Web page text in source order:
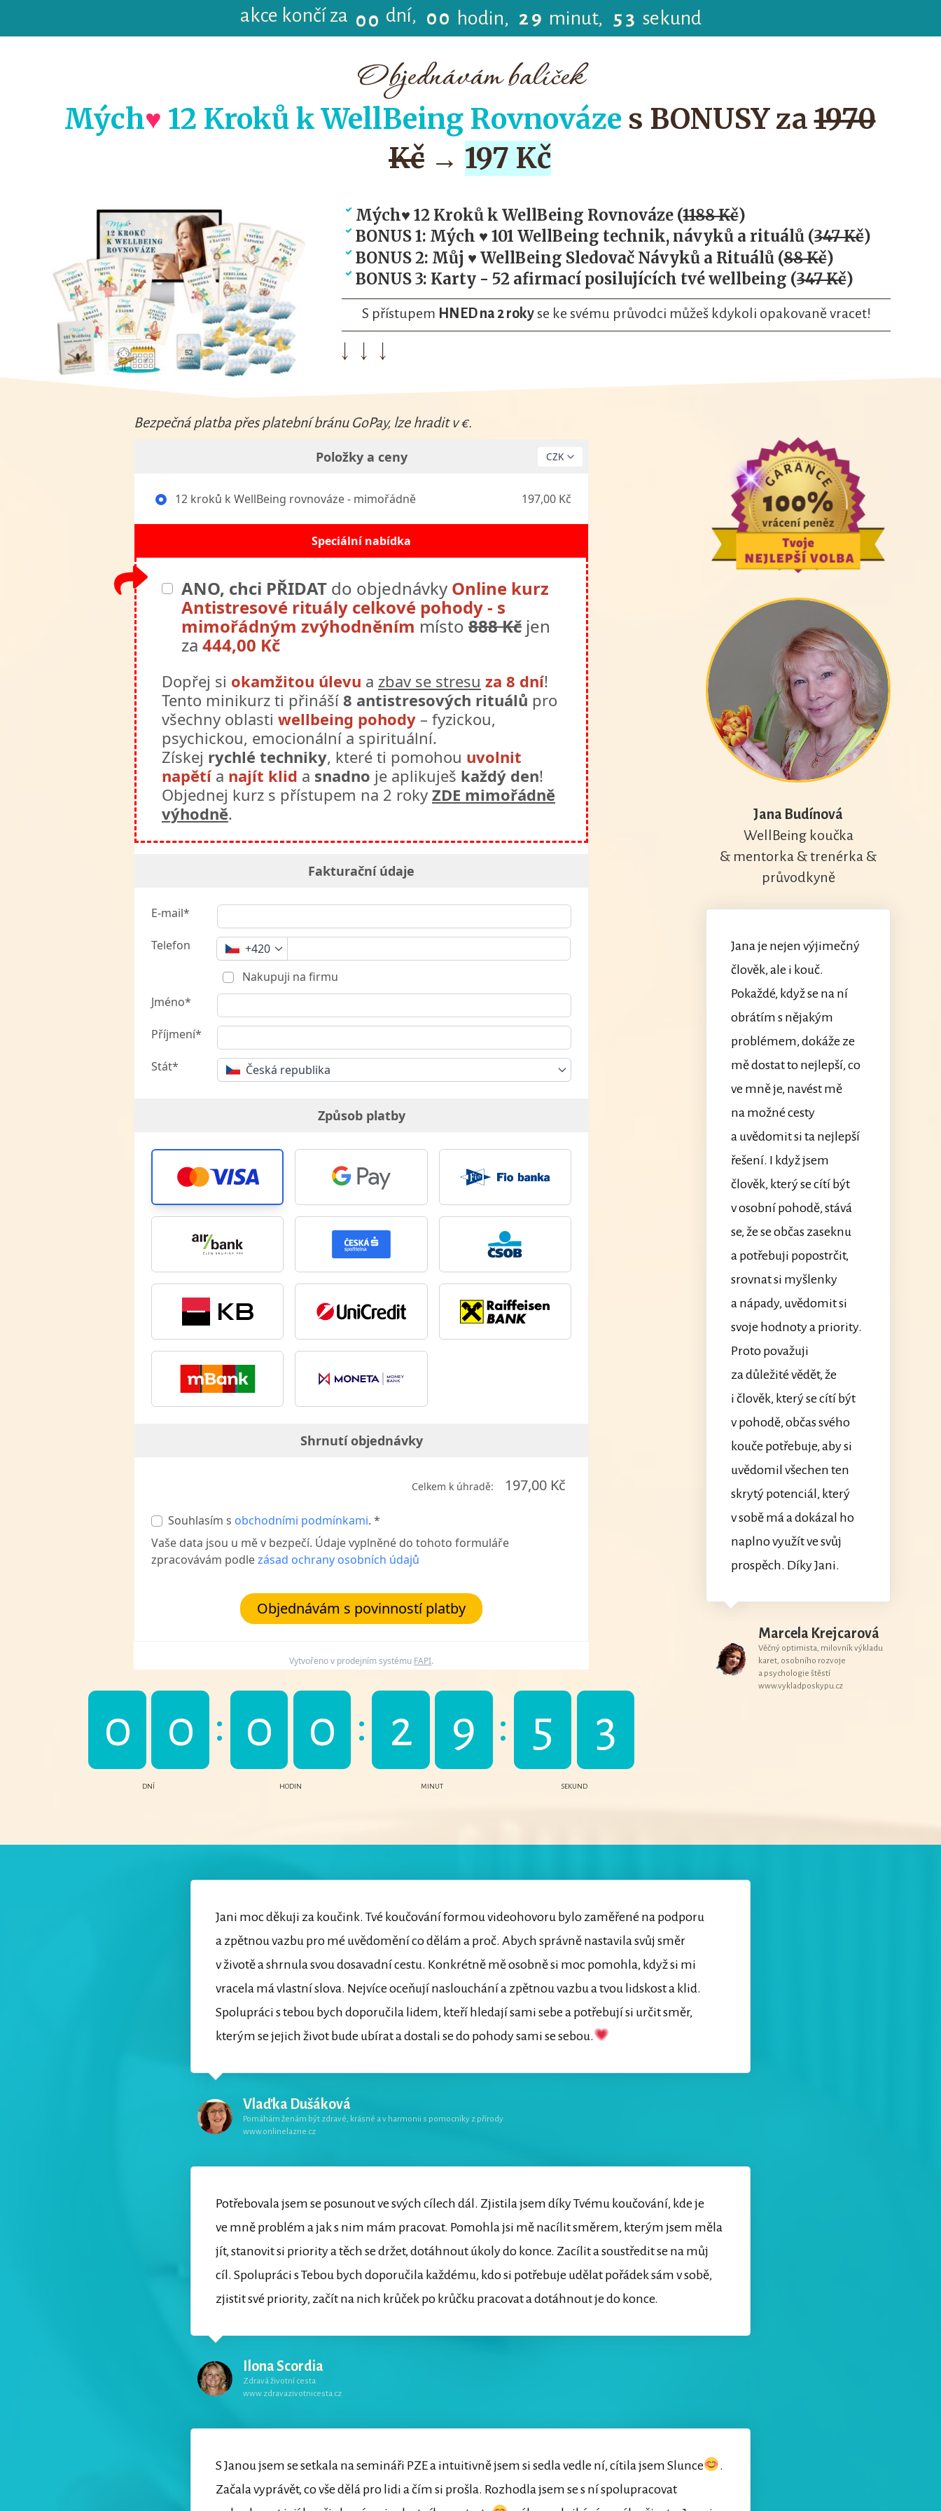
akce končí za 00 dní 00 hodin 2 9 minut 5 2 sekund
Objednávám balíček
Mých♥ 12 Kroků k WellBeing Rovnováze s BONUSY za1970
Kč → 197 Kč
Mých♥ 12 Kroků k WellBeing Rovnováze (1188 Kč)
BONUS 1: Mých ♥ 101 WellBeing technik, návyků a rituálů (347 Kč)
BONUS 2: Můj ♥ WellBeing Sledovač Návyků a Rituálů (88 Kč)
BONUS 3: Karty - 52 afirmací posilujících tvé wellbeing (347 Kč)
S přístupem HNED na 2 rokyse ke svému průvodci můžeš kdykoli opakovaně vracet!
↓ ↓ ↓
Bezpečná platba přes platební bránu GoPay, lze hradit v €.
Položky a ceny
12 kroků k WellBeing rovnováze - mimořádně 197,00 Kč
Speciální nabídka
ANO, chci PŘIDAT do objednávky Online kurz
Antistresové rituály celkové pohody - s
mimořádným zvýhodněním místo 888 Kč jen
za 444,00 Kč
Dopřej si okamžitou úlevu a zbav se stresu za 8 dní!
Tento minikurz ti přináší 8 antistresových rituálů pro
všechny oblasti wellbeing pohody – fyzickou,
psychickou, emocionální a spirituální.
Získej rychlé techniky, které ti pomohou uvolnit
napětí a najít klid a snadno je aplikuješ každý den!
Objednej kurz s přístupem na 2 roky ZDE mimořádně
výhodně.
Fakturační údaje
E-mail*
Telefon
+420
Nakupuji na firmu
Jméno*
Příjmení*
Stát* Česká republika
Způsob platby
Shrnutí objednávky
Celkem k úhradě: 197,00 Kč
Souhlasím s obchodními podmínkami. *
Vaše data jsou u mě v bezpečí. Údaje vyplněné do tohoto formuláře
zpracovávám podlezásad ochrany osobních údajů
Objednávám s povinností platby
Vytvořeno v prodejním systému FAPI.
0 0
DNÍ
0 0
HODIN
2 9
MINUT
5 2
SEKUND
Jana Budínová
WellBeing koučka
& mentorka & trenérka &
průvodkyně
Jana je nejen výjimečný
člověk, ale i kouč.
Pokaždé, když se na ní
obrátím s nějakým
problémem, dokáže ze
mě dostat to nejlepší, co
ve mně je, navést mě
na možné cesty
a uvědomit si ta nejlepší
řešení. I když jsem
člověk, který se cítí být
v osobní pohodě, stává
se, že se občas zaseknu
a potřebuji popostrčit,
srovnat si myšlenky
a nápady, uvědomit si
svoje hodnoty a priority.
Proto považuji
za důležité vědět, že
i člověk, který se cítí být
v pohodě, občas svého
kouče potřebuje, aby si
uvědomil všechen ten
skrytý potenciál, který
v sobě má a dokázal ho
naplno využít ve svůj
prospěch. Díky Jani.
Marcela Krejcarová
Věčný optimista, milovník výkladu
karet, osobního rozvoje
a psychologie štěstí
www.vykladposkypu.cz
Jani moc děkuji za koučink. Tvé koučování formou videohovoru bylo zaměřené na podporu
a zpětnou vazbu pro mé uvědomění co dělám a proč. Abych správně nastavila svůj směr
v životě a shrnula svou dosavadní cestu. Konkrétně mě osobně si moc pomohla, když si mi
vracela má vlastní slova. Nejvíce oceňují naslouchání a zpětnou vazbu a tvou lidskost a klid.
Spolupráci s tebou bych doporučila lidem, kteří hledají sami sebe a potřebují si určit směr,
kterým se jejich život bude ubírat a dostali se do pohody sami se sebou.
Vlaďka Dušáková
Pomáhám ženám být zdravé, krásné a v harmonii s pomocníky z přírody
www.onlinelazne.cz
Potřebovala jsem se posunout ve svých cílech dál. Zjistila jsem díky Tvému koučování, kde je
ve mně problém a jak s nim mám pracovat. Pomohla jsi mě nacílit směrem, kterým jsem měla
jít, stanovit si priority a těch se držet, dotáhnout úkoly do konce. Zacílit a soustředit se na můj
cíl. Spolupráci s Tebou bych doporučila každému, kdo si potřebuje udělat pořádek sám v sobě,
zjistit své priority, začít na nich krůček po krůčku pracovat a dotáhnout je do konce.
Ilona Scordia
Zdravá životní cesta
www.zdravazivotnicesta.cz
S Janou jsem se setkala na semináři PZE a intuitivně jsem si sedla vedle ní, cítila jsem Slunce
.
Začala vyprávět, co vše dělá pro lidi a čím si prošla. Rozhodla jsem se s ní spolupracovat